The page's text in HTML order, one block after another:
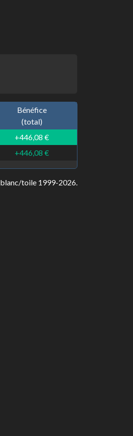
Bénéfice
(total)
+446,08 €
+446,08 €
toile 1999-2026.